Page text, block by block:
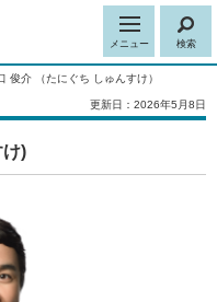
メニュー 検索
俊介 （たにぐち しゅんすけ）
更新日：2026年5月8日
)